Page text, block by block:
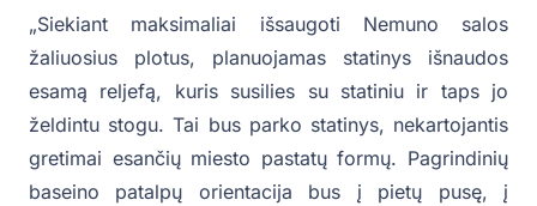
„Siekiant maksimaliai išsaugoti Nemuno salos
žaliuosius plotus, planuojamas statinys išnaudos
esamą reljefą, kuris susilies su statiniu ir taps jo
želdintu stogu. Tai bus parko statinys, nekartojantis
gretimai esančių miesto pastatų formų. Pagrindinių
baseino patalpų orientacija bus į pietų pusę, į